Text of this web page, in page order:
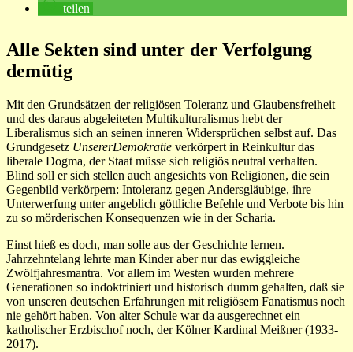
teilen
Alle Sekten sind unter der Verfolgung
demütig
Mit den Grundsätzen der religiösen Toleranz und Glaubensfreiheit
und des daraus abgeleiteten Multikulturalismus hebt der
Liberalismus sich an seinen inneren Widersprüchen selbst auf. Das
Grundgesetz UnsererDemokratie verkörpert in Reinkultur das
liberale Dogma, der Staat müsse sich religiös neutral verhalten.
Blind soll er sich stellen auch angesichts von Religionen, die sein
Gegenbild verkörpern: Intoleranz gegen Andersgläubige, ihre
Unterwerfung unter angeblich göttliche Befehle und Verbote bis hin
zu so mörderischen Konsequenzen wie in der Scharia.
Einst hieß es doch, man solle aus der Geschichte lernen.
Jahrzehntelang lehrte man Kinder aber nur das ewiggleiche
Zwölfjahresmantra. Vor allem im Westen wurden mehrere
Generationen so indoktriniert und historisch dumm gehalten, daß sie
von unseren deutschen Erfahrungen mit religiösem Fanatismus noch
nie gehört haben. Von alter Schule war da ausgerechnet ein
katholischer Erzbischof noch, der Kölner Kardinal Meißner (1933-
2017).